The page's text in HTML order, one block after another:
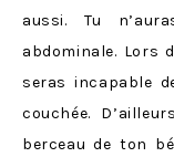
aussi. Tu
abdominale. Lors
seras incapable
couchée.
berceau de ton